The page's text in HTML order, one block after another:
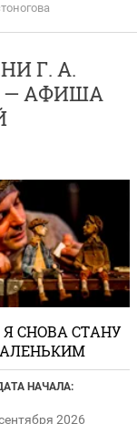
Г. А.
— АФИША
СНОВА СТАНУ
НАЧАЛА:
2026